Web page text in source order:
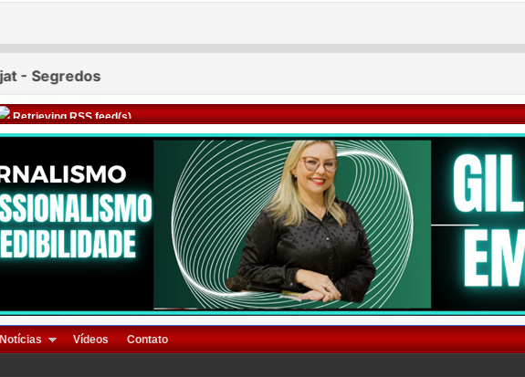
Retrieving RSS feed(s)
Notícias Vídeos Contato